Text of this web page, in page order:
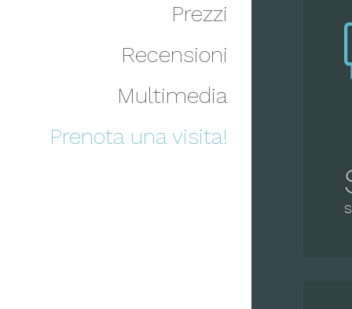
Prezzi
Recensioni
Multimedia
Prenota una visita!